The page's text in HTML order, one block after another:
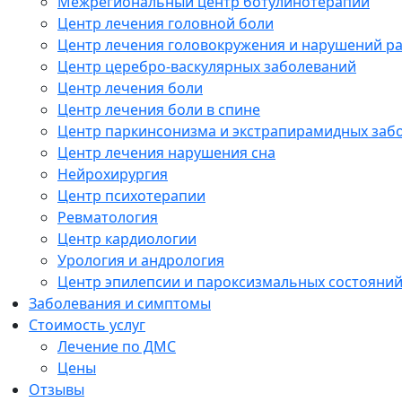
Центр лечения головной боли
Центр лечения головокружения и нарушений
Центр церебро-васкулярных заболеваний
Центр лечения боли
Центр лечения боли в спине
Центр паркинсонизма и экстрапирамидных
Центр лечения нарушения сна
Нейрохирургия
Центр психотерапии
Ревматология
Центр кардиологии
Урология и андрология
Центр эпилепсии и пароксизмальных состояний
Заболевания и симптомы
Стоимость услуг
Лечение по ДМС
Цены
Отзывы